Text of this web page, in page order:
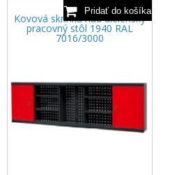
Kovová skrinka nad dielenský
pracovný stôl 1940 RAL
7016/3000